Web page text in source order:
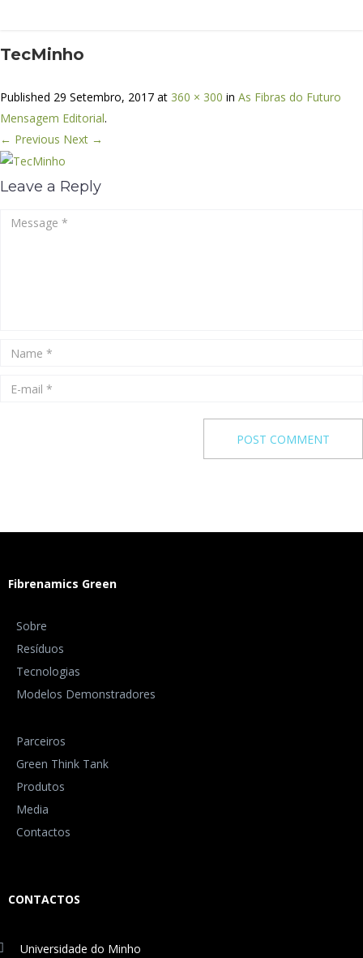
TecMinho
Published 29 Setembro, 2017 at 360 × 300 in As Fibras do Futuro
Mensagem Editorial.
← Previous Next →
Leave a Reply
Fibrenamics Green
Sobre
Resíduos
Tecnologias
Modelos Demonstradores
Parceiros
Green Think Tank
Produtos
Media
Contactos
CONTACTOS
Universidade do Minho